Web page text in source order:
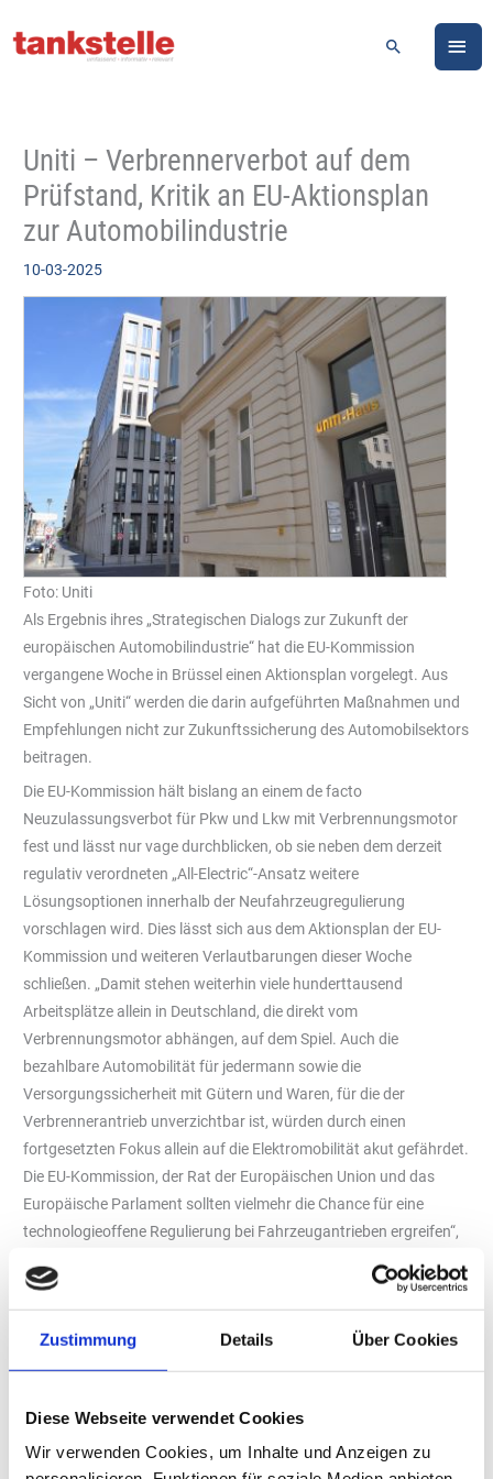
Zustimmung Details Über Cookies
Diese Webseite verwendet Cookies
Wir verwenden Cookies, um Inhalte und Anzeigen zu
Inhalt
Suchen
Uniti – Verbrennerverbot auf dem
Prüfstand, Kritik an EU-Aktionsplan
zur Automobilindustrie
10-03-2025
Foto: Uniti
Als Ergebnis ihres „Strategischen Dialogs zur Zukunft der
europäischen Automobilindustrie“ hat die EU-Kommission
vergangene Woche in Brüssel einen Aktionsplan vorgelegt. Aus
Sicht von „Uniti“ werden die darin aufgeführten Maßnahmen und
Empfehlungen nicht zur Zukunftssicherung des Automobilsektors
beitragen.
Die EU-Kommission hält bislang an einem de facto
Neuzulassungsverbot für Pkw und Lkw mit Verbrennungsmotor
fest und lässt nur vage durchblicken, ob sie neben dem derzeit
regulativ verordneten „All-Electric“-Ansatz weitere
Lösungsoptionen innerhalb der Neufahrzeugregulierung
vorschlagen wird. Dies lässt sich aus dem Aktionsplan der EU-
Kommission und weiteren Verlautbarungen dieser Woche
schließen. „Damit stehen weiterhin viele hunderttausend
Arbeitsplätze allein in Deutschland, die direkt vom
Verbrennungsmotor abhängen, auf dem Spiel. Auch die
bezahlbare Automobilität für jedermann sowie die
Versorgungssicherheit mit Gütern und Waren, für die der
Verbrennerantrieb unverzichtbar ist, würden durch einen
fortgesetzten Fokus allein auf die Elektromobilität akut gefährdet.
Die EU-Kommission, der Rat der Europäischen Union und das
Europäische Parlament sollten vielmehr die Chance für eine
technologieoffene Regulierung bei Fahrzeugantrieben ergreifen“,
Klimaschutzwirkung erneuerbarer Kraftstoffe berücksichtigen
Überschreiten der CO
-Flottenziele möchte die EU-Kommission
durch eine Ausweitung der Bemessungszeiträume auf drei Jahre
grundlegenden Problem, dessen Ursachen im weiterhin